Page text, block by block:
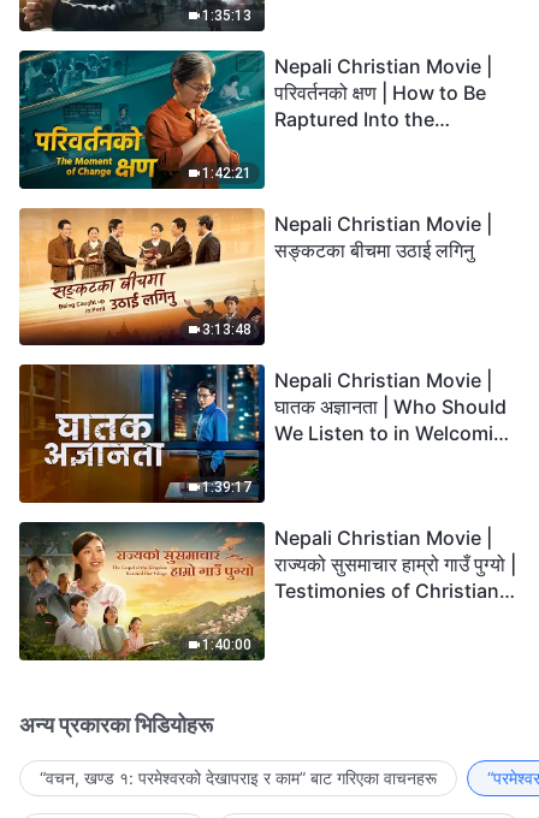
1:35:13
1:42:21
Nepali Christian Movie |
परिवर्तनको क्षण | How to Be
Raptured Into the
3:13:48
Nepali Christian Movie |
सङ्कटका बीचमा उठाई लगिनु
1:39:17
Nepali Christian Movie |
घातक अज्ञानता | Who Should
We Listen to in Welcoming
1:40:00
Nepali Christian Movie |
राज्यको सुसमाचार हाम्रो गाउँ पुग्यो |
Testimonies of Christians
अन्य प्रकारका भिडियोहरू
“वचन, खण्ड १: परमेश्‍वरको देखापराइ र काम” बाट गरिएका वाचनहरू